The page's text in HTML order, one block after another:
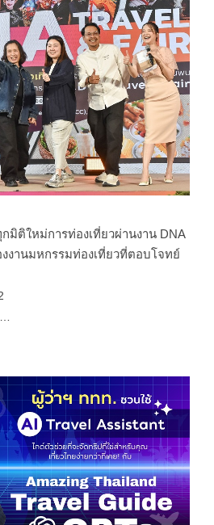
มิติใหม่การท่องเที่ยวผ่านงาน DNA
งานมหกรรมท่องเที่ยวที่ตอบโจทย์